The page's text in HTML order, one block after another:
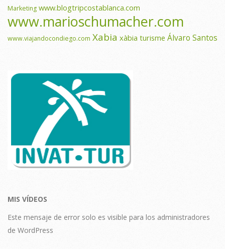
Marketing www.blogtripcostablanca.com
www.marioschumacher.com
www.viajandocondiego.com Xabia xàbia turisme Álvaro Santos
MIS VÍDEOS
Este mensaje de error solo es visible para los administradores
de WordPress